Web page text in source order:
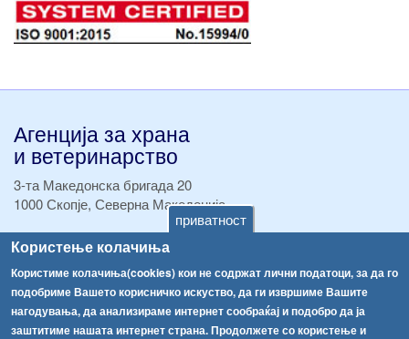
приватност
Користење колачиња
Користиме колачиња(cookies) кои не содржат лични податоци, за да го
подобриме Вашето корисничко искуство, да ги извршиме Вашите
нагодувања, да анализираме интернет сообраќај и подобро да ја
заштитиме нашата интернет страна. Продолжете со користење и
Агенција за храна
и ветеринарство
3-та Македонска бригада 20
1000 Скопје, Северна Македонија
ТЕЛ:+389 2 2457 895
ТЕЛ:
Факс:+389 2 2457 893
Факс:+389 2 2457 871
info@fva.gov.mk